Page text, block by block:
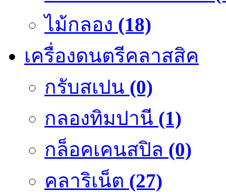
ไม้กลอง (18)
เครื่องดนตรีคลาสสิค
กรับสเปน (0)
กลองทิมปานี (1)
กล็อคเคนสปิล (0)
คลาริเน็ต (27)